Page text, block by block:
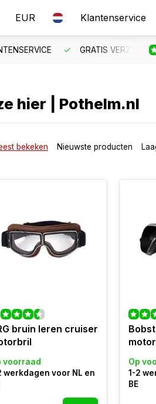
EUR Klantenservice
GRATIS
hier | Pothelm.nl
bekeken Nieuwste producten
bruin leren cruiser
voorraad
werkdagen voor NL en
Op
1-2
BE